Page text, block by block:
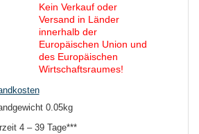
Kein Verkauf oder
Versand in Länder
innerhalb der
Europäischen Union und
des Europäischen
Wirtschaftsraumes!
0.05kg
4 – 39 Tage***